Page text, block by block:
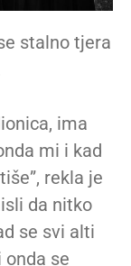
stalno tjera
ima
mi i kad
rekla je
da nitko
se svi alti
se